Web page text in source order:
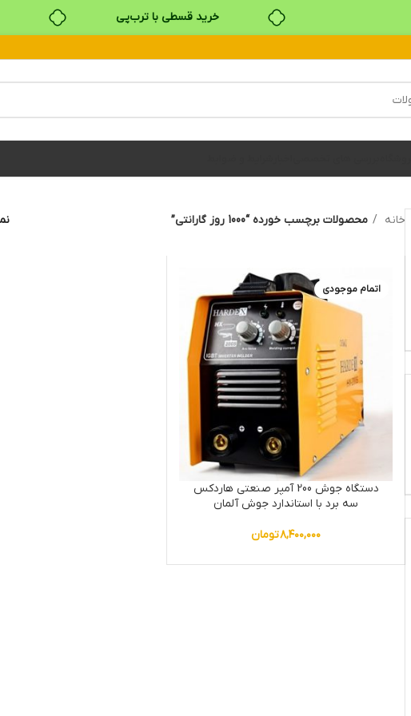
خرید قسطی با ترب‌پی
بدون ضامن، بدون سود
خرید قسطی با ترب‌پی
خانه محصولات برچسب خورده “1000 روز گارانتی”
اتمام موجودی
دستگاه جوش 200 آمپر صنعتی هاردکس
سه برد با استاندارد جوش آلمان
۸,۴۰۰,۰۰۰تومان